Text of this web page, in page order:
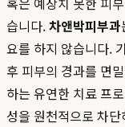
습니다.차앤박피부과
요를 하지 않습니다.
후 피부의 경과를 면
하는 유연한 치료 프
성을 원천적으로 차